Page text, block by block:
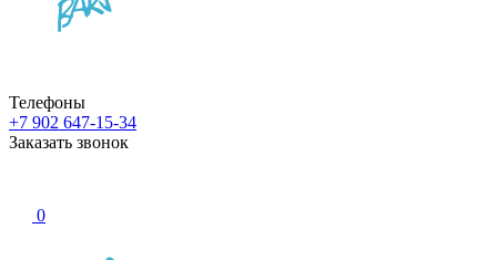
Телефоны
+7 902 647-15-34
Заказать звонок
0